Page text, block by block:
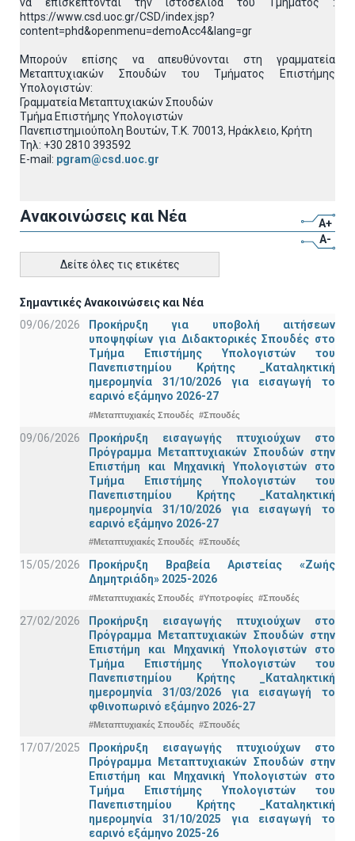
https://www.csd.uoc.gr/CSD/index.jsp?
content=phd&openmenu=demoAcc4&lang=gr
Μπορούν επίσης να απευθύνονται στη γραμματεία
Μεταπτυχιακών Σπουδών του Τμήματος Επιστήμης
Υπολογιστών:
Γραμματεία Μεταπτυχιακών Σπουδών
Τμήμα Επιστήμης Υπολογιστών
Πανεπιστημιούπολη Βουτών, Τ.Κ. 70013, Ηράκλειο, Κρήτη
Τηλ: +30 2810 393592
E-mail: pgram@csd.uoc.gr
Ανακοινώσεις και Νέα
A+
A-
Δείτε όλες τις ετικέτες
Σημαντικές Ανακοινώσεις και Νέα
09/06/2026
Προκήρυξη για υποβολή αιτήσεων
υποψηφίων για Διδακτορικές Σπουδές στο
Τμήμα Eπιστήμης Υπολογιστών του
Πανεπιστημίου Κρήτης _Καταληκτική
ημερομηνία 31/10/2026 για εισαγωγή το
εαρινό εξάμηνο 2026-27
#Μεταπτυχιακές Σπουδές #Σπουδές
09/06/2026
Προκήρυξη εισαγωγής πτυχιούχων στo
Πρόγραμμα Μεταπτυχιακών Σπουδών στην
Επιστήμη και Μηχανική Υπολογιστών στο
Τμήμα Eπιστήμης Υπολογιστών του
Πανεπιστημίου Κρήτης _Καταληκτική
ημερομηνία 31/10/2026 για εισαγωγή το
εαρινό εξάμηνο 2026-27
#Μεταπτυχιακές Σπουδές #Σπουδές
15/05/2026
Προκήρυξη Βραβεία Αριστείας «Ζωής
Δημητριάδη» 2025-2026
#Μεταπτυχιακές Σπουδές #Υποτροφίες #Σπουδές
27/02/2026
Προκήρυξη εισαγωγής πτυχιούχων στo
Πρόγραμμα Μεταπτυχιακών Σπουδών στην
Επιστήμη και Μηχανική Υπολογιστών στο
Τμήμα Eπιστήμης Υπολογιστών του
Πανεπιστημίου Κρήτης _Καταληκτική
ημερομηνία 31/03/2026 για εισαγωγή το
φθινοπωρινό εξάμηνο 2026-27
#Μεταπτυχιακές Σπουδές #Σπουδές
17/07/2025
Προκήρυξη εισαγωγής πτυχιούχων στo
Πρόγραμμα Μεταπτυχιακών Σπουδών στην
Επιστήμη και Μηχανική Υπολογιστών στο
Τμήμα Eπιστήμης Υπολογιστών του
Πανεπιστημίου Κρήτης _Καταληκτική
ημερομηνία 31/10/2025 για εισαγωγή το
εαρινό εξάμηνο 2025-26